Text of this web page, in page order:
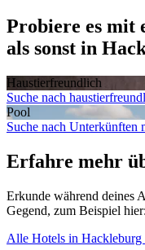
Probiere es mit
als sonst in
Haustier­freundlich
Suche nach
Pool
Suche nach Unterkünften
Erfahre mehr
Erkunde während deines
Gegend, zum Beispiel
Alle Hotels in Hackleburg